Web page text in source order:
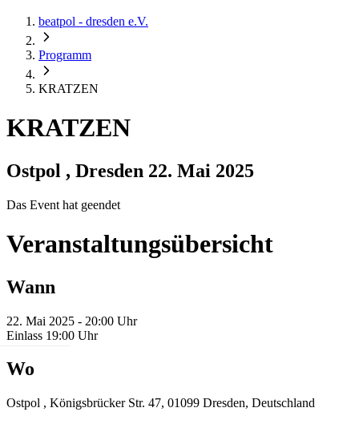
beatpol - dresden e.V.
Programm
KRATZEN
KRATZEN
Ostpol , Dresden 22. Mai 2025
Das Event hat geendet
Veranstaltungsübersicht
Wann
22. Mai 2025 - 20:00 Uhr
Einlass 19:00 Uhr
Wo
Ostpol , Königsbrücker Str. 47, 01099 Dresden, Deutschland